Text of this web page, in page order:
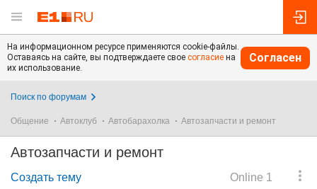
На информационном ресурсе применяются cookie-файлы.
Оставаясь на сайте, вы подтверждаете свое согласие на
их использование.
Согласен
Поиск по форумам
Общение Автоклуб Автобарахолка Автозапчасти и ремонт
Автозапчасти и ремонт
Online 1
Создать тему